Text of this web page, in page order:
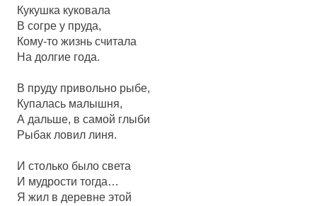
Кукушка куковала
В согре у пруда,
Кому-то жизнь считала
На долгие года.
В пруду привольно рыбе,
Купалась малышня,
А дальше, в самой глыби
Рыбак ловил линя.
И столько было света
И мудрости тогда…
Я жил в деревне этой